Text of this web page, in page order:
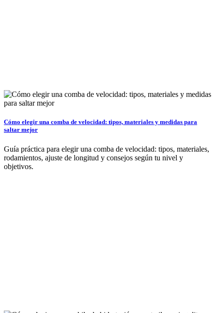
Cómo elegir una comba de velocidad: tipos, materiales y medidas para
saltar mejor
Guía práctica para elegir una comba de velocidad: tipos, materiales,
rodamientos, ajuste de longitud y consejos según tu nivel y
objetivos.